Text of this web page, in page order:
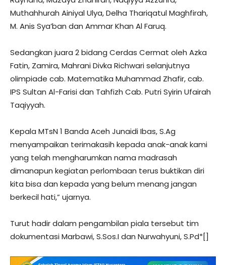
Muthahhurah Ainiyal Ulya, Delha Thariqatul Maghfirah,
M. Anis Sya’ban dan Ammar Khan Al Faruq.
Sedangkan juara 2 bidang Cerdas Cermat oleh Azka
Fatin, Zamira, Mahrani Divka Richwari selanjutnya
olimpiade cab. Matematika Muhammad Zhafir, cab.
IPS Sultan Al-Farisi dan Tahfizh Cab. Putri Syirin Ufairah
Taqiyyah.
Kepala MTsN 1 Banda Aceh Junaidi Ibas, S.Ag
menyampaikan terimakasih kepada anak-anak kami
yang telah mengharumkan nama madrasah
dimanapun kegiatan perlombaan terus buktikan diri
kita bisa dan kepada yang belum menang jangan
berkecil hati,” ujarnya.
Turut hadir dalam pengambilan piala tersebut tim
dokumentasi Marbawi, S.Sos.I dan Nurwahyuni, S.Pd*[]